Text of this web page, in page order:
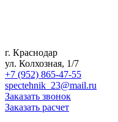
г. Краснодар
ул. Колхозная, 1/7
+7 (952) 865-47-55
spectehnik_23@mail.ru
Заказать звонок
Заказать расчет